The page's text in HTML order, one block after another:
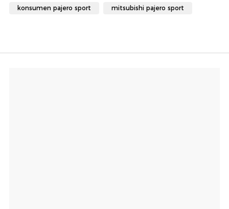
konsumen pajero sport mitsubishi pajero sport